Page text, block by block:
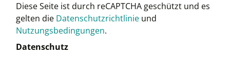
Diese Seite ist durch reCAPTCHA geschützt und es
gelten die Datenschutzrichtlinie und
Nutzungsbedingungen.
Datenschutz